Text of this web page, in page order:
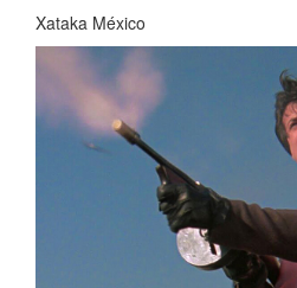
Xataka México